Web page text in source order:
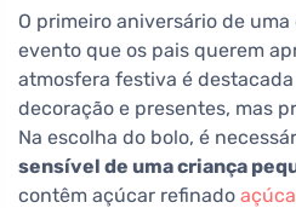
O primeiro aniversário de
evento que os pais querem
atmosfera festiva é
decoração e presentes, mas
Na escolha do bolo, é
sensível de uma criança
contêm açúcar refinado